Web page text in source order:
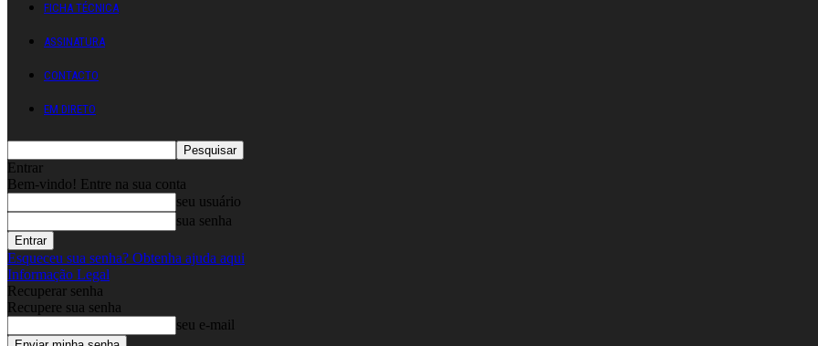
FICHA TÉCNICA
ASSINATURA
CONTACTO
EM DIRETO
Entrar
Bem-vindo! Entre na sua conta
seu usuário
sua senha
Esqueceu sua senha? Obtenha ajuda aqui
Informação Legal
Recuperar senha
Recupere sua senha
seu e-mail